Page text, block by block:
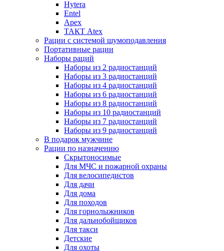
Hytera
Entel
Apex
ТАКТ Atex
Рации с системой шумоподавления
Портативные рации
Наборы раций
Наборы из 2 радиостанций
Наборы из 3 радиостанций
Наборы из 4 радиостанций
Наборы из 6 радиостанций
Наборы из 8 радиостанций
Наборы из 10 радиостанций
Наборы из 7 радиостанций
Наборы из 9 радиостанций
В подарок мужчине
Рации по назначению
Скрытоносимые
Для МЧС и пожарной охраны
Для велосипедистов
Для дачи
Для дома
Для походов
Для горнолыжников
Для дальнобойщиков
Для такси
Детские
Для охоты